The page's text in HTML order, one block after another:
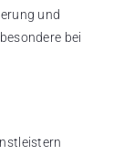
und
bei